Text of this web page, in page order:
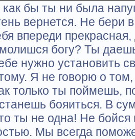
бы ты ни была
вернется. Не бери
впереди
богу? Ты
нужно установить
Я не говорю о
только ты поймешь,
бояиться. В
ты не одна! Не бойся
Мы всегда